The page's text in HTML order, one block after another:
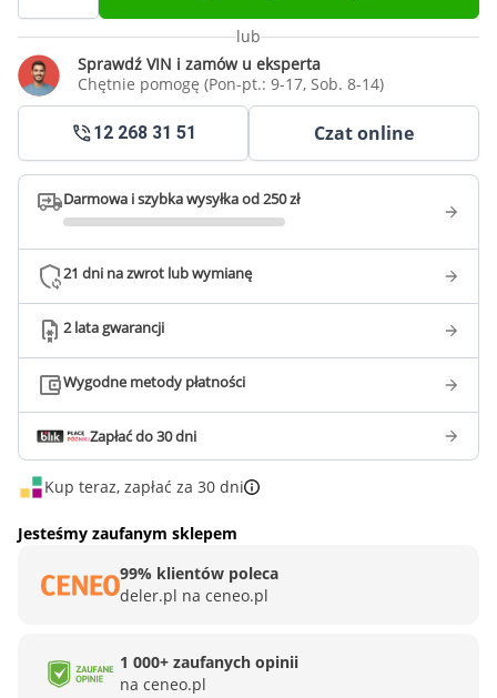
lub
Sprawdź VIN i zamów u eksperta
Chętnie pomogę (Pon-pt.: 9-17, Sob. 8-14)
12 268 31 51 Czat online
Darmowa i szybka wysyłka od 250 zł
21 dni na zwrot lub wymianę
2 lata gwarancji
Wygodne metody płatności
Zapłać do 30 dni
Kup teraz, zapłać za 30 dni
Jesteśmy zaufanym sklepem
99% klientów poleca
deler.pl na ceneo.pl
1 000+ zaufanych opinii
na ceneo.pl